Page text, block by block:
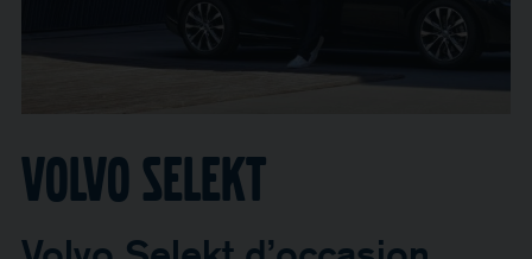
Volvo selekt